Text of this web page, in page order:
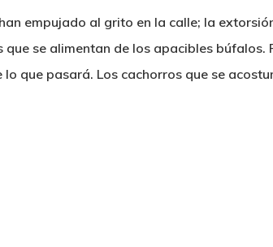
empujado al grito en la calle; la
se alimentan de los apacibles
lo que pasará. Los cachorros que se